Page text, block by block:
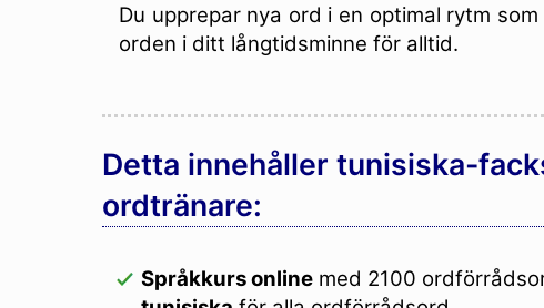
Du upprepar nya ord i en optimal rytm
orden i ditt långtidsminne för alltid.
Detta innehåller tunisiska-
ordtränare:
Språkkurs online med 2100